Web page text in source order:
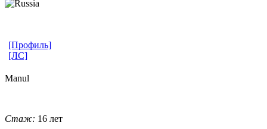
[Профиль]
[ЛС]
Manul
Стаж: 16 лет